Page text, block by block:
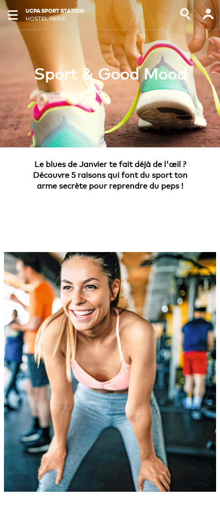
UCPA SPORT STATION
HOSTEL PARIS
Sport & Good Mood
Le blues de Janvier te fait déjà de l'œil ?
Découvre 5 raisons qui font du sport ton
arme secrète pour reprendre du peps !